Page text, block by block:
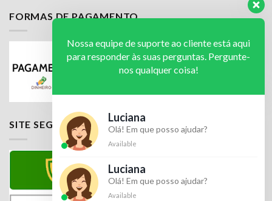
FORMAS DE PAGAMENTO
SITE SEGURO
Nossa equipe de suporte ao cliente está aqui
para responder às suas perguntas. Pergunte-
nos qualquer coisa!
Luciana
Olá! Em que posso ajudar?
Available
Luciana
Olá! Em que posso ajudar?
Available